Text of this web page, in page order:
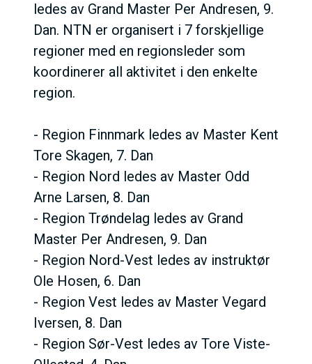
ledes av Grand Master Per Andresen, 9.
Dan. NTN er organisert i 7 forskjellige
regioner med en regionsleder som
koordinerer all aktivitet i den enkelte
region.
- Region Finnmark ledes av Master Kent
Tore Skagen, 7. Dan
- Region Nord ledes av Master Odd
Arne Larsen, 8. Dan
- Region Trøndelag ledes av Grand
Master Per Andresen, 9. Dan
- Region Nord-Vest ledes av instruktør
Ole Hosen, 6. Dan
- Region Vest ledes av Master Vegard
Iversen, 8. Dan
- Region Sør-Vest ledes av Tore Viste-